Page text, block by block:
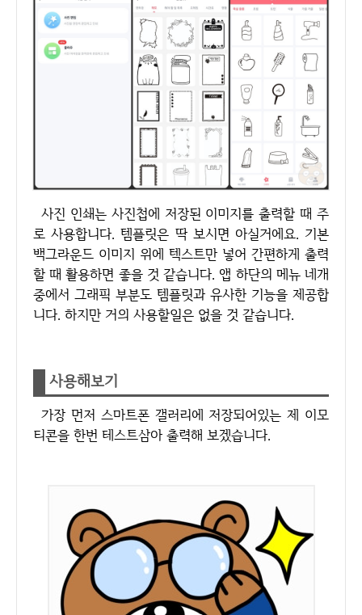
사진 인쇄는 사진첩에 저장된 이미지를 출력할 때 주
로 사용합니다. 템플릿은 딱 보시면 아실거에요. 기본
백그라운드 이미지 위에 텍스트만 넣어 간편하게 출력
할 때 활용하면 좋을 것 같습니다. 앱 하단의 메뉴 네개
중에서 그래픽 부분도 템플릿과 유사한 기능을 제공합
니다. 하지만 거의 사용할일은 없을 것 같습니다.
사용해보기
가장 먼저 스마트폰 갤러리에 저장되어있는 제 이모
티콘을 한번 테스트삼아 출력해 보겠습니다.